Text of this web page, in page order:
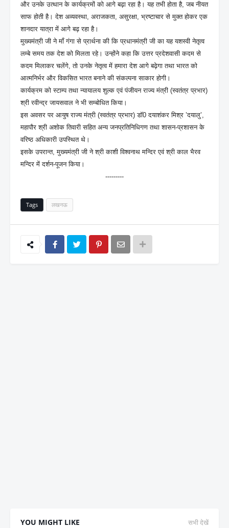
और उनके उत्थान के कार्यक्रमों को आगे बढ़ा रहा है। यह तभी होता है, जब नीयत
साफ होती है। देश अव्यवस्था, अराजकता, असुरक्षा, भ्रष्टाचार से मुक्त होकर एक
शानदार यात्रा में आगे बढ़ रहा है।
मुख्यमंत्री जी ने माँ गंगा से प्रार्थना की कि प्रधानमंत्री जी का यह यशस्वी नेतृत्व
लम्बे समय तक देश को मिलता रहे। उन्होंने कहा कि उत्तर प्रदेशवासी कदम से
कदम मिलाकर चलेंगे, तो उनके नेतृत्व में हमारा देश आगे बढ़ेगा तथा भारत को
आत्मनिर्भर और विकसित भारत बनाने की संकल्पना साकार होगी।
कार्यक्रम को स्टाम्प तथा न्यायालय शुल्क एवं पंजीयन राज्य मंत्री (स्वतंत्र प्रभार)
श्री रवीन्द्र जायसवाल ने भी सम्बोधित किया।
इस अवसर पर आयुष राज्य मंत्री (स्वतंत्र प्रभार) डॉ0 दयाशंकर मिश्र ’दयालु’,
महापौर श्री अशोक तिवारी सहित अन्य जनप्रतिनिधिगण तथा शासन-प्रशासन के
वरिष्ठ अधिकारी उपस्थित थे।
इसके उपरान्त, मुख्यमंत्री जी ने श्री काशी विश्वनाथ मन्दिर एवं श्री काल भैरव
मन्दिर में दर्शन-पूजन किया।
---------
Tags लखनऊ
YOU MIGHT LIKE सभी देखें